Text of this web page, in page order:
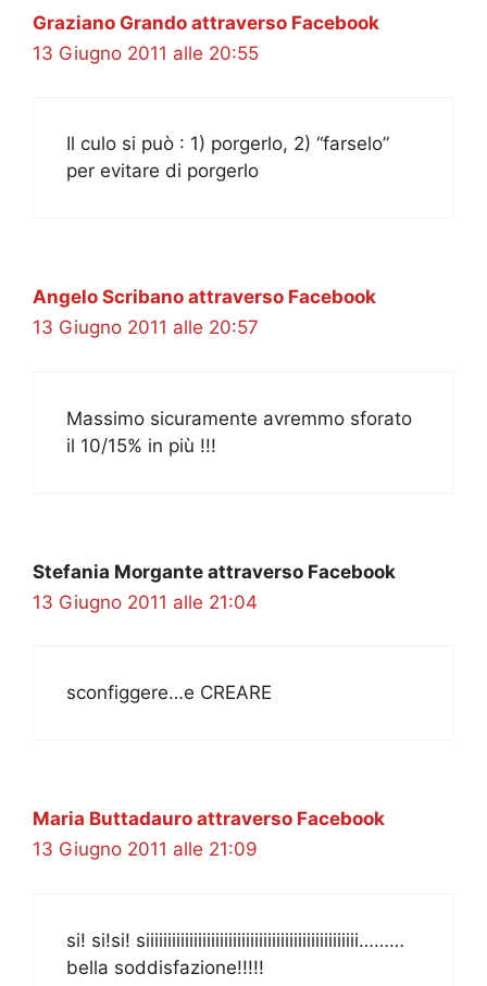
Graziano Grando attraverso Facebook
13 Giugno 2011 alle 20:55
Il culo si può : 1) porgerlo, 2) “farselo”
per evitare di porgerlo
Angelo Scribano attraverso Facebook
13 Giugno 2011 alle 20:57
Massimo sicuramente avremmo sforato
il 10/15% in più !!!
Stefania Morgante attraverso Facebook
13 Giugno 2011 alle 21:04
sconfiggere…e CREARE
Maria Buttadauro attraverso Facebook
13 Giugno 2011 alle 21:09
si! si!si! siiiiiiiiiiiiiiiiiiiiiiiiiiiiiiiiiiiiiiiiiiiiiiiii………
bella soddisfazione!!!!!